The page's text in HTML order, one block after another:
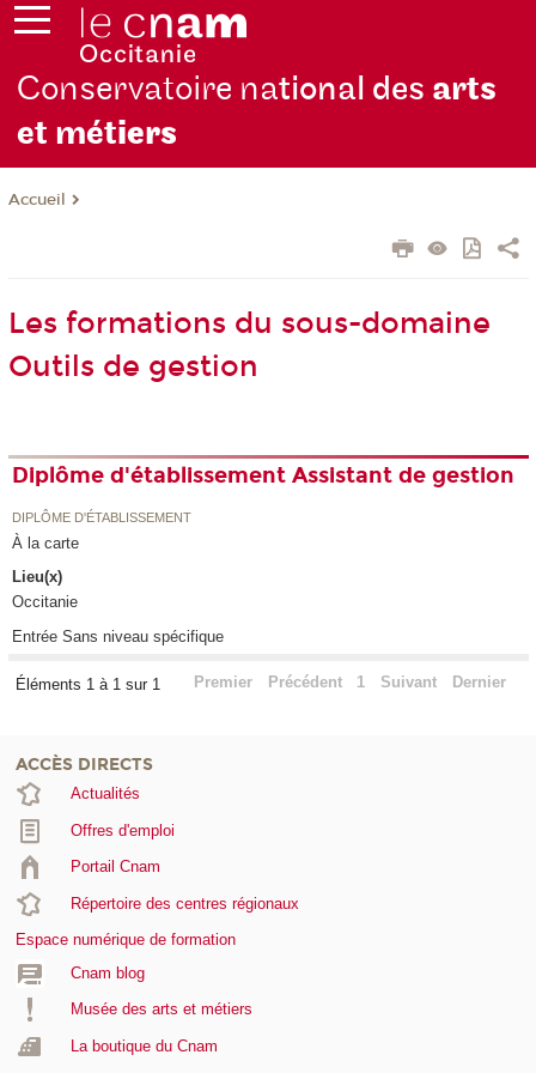
Conservatoire national des arts
et métiers
Accueil
Les formations du sous-domaine
Outils de gestion
Diplôme d'établissement Assistant de gestion
DIPLÔME D'ÉTABLISSEMENT
À la carte
Lieu(x)
Occitanie
Entrée Sans niveau spécifique
Éléments 1 à 1 sur 1 Premier Précédent 1 Suivant Dernier
ACCÈS DIRECTS
Actualités
Offres d'emploi
Portail Cnam
Répertoire des centres régionaux
Espace numérique de formation
Cnam blog
Musée des arts et métiers
La boutique du Cnam